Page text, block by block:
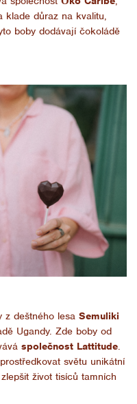
klade důraz na kvalitu,
boby dodávají čokoládě
z deštného lesa Semuliki
Ugandy. Zde boby od
společnost Lattitude.
světu unikátní
život tisíců tamních